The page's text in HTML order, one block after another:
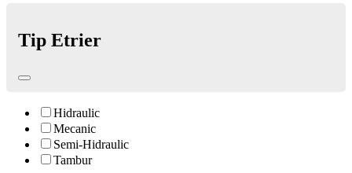
Tip Etrier
Hidraulic
Mecanic
Semi-Hidraulic
Tambur